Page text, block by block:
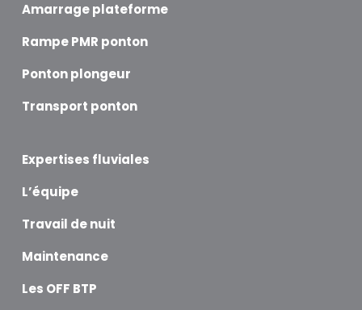
Amarrage plateforme
Rampe PMR ponton
Ponton plongeur
Transport ponton
Expertises fluviales
L’équipe
Travail de nuit
Maintenance
Les OFF BTP